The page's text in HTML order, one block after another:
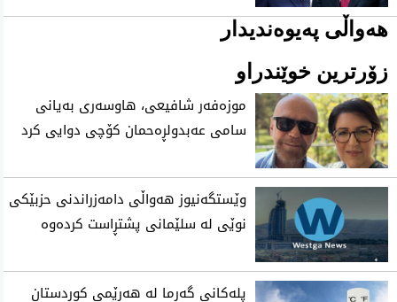
هەواڵی پەیوەندیدار
زۆرترین خوێندراو
موزه‌فه‌ر شافیعی، هاوسه‌ری به‌یانی
سامی عه‌بدولڕه‌حمان كۆچی‌ دوایی كرد
وێستگەنیوز هەواڵی دامەزراندنی حزبێکی
نوێی لە سلێمانی پشتڕاست کردەوە
پلەکانی گەرما لە هەرێمی کوردستان